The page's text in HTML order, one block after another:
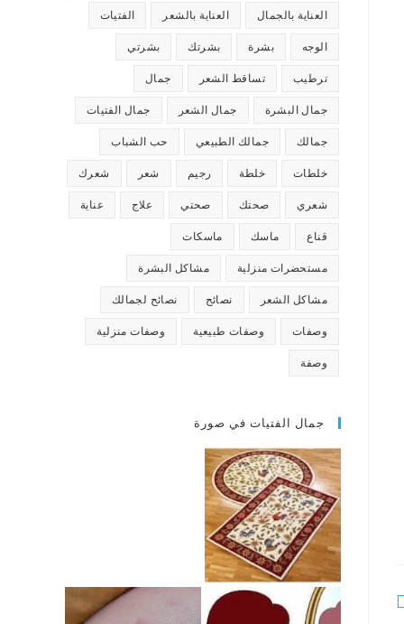
العناية بالجمال العناية بالشعر الفتيات
الوجه بشرة بشرتك بشرتي
ترطيب تساقط الشعر جمال
جمال البشرة جمال الشعر جمال الفتيات
جمالك جمالك الطبيعي حب الشباب
خلطات خلطة رجيم شعر شعرك
شعري صحتك صحتي علاج عناية
قناع ماسك ماسكات
مستحضرات منزلية مشاكل البشرة
مشاكل الشعر نصائح نصائح لجمالك
وصفات وصفات طبيعية وصفات منزلية
وصفة
جمال الفتيات في صورة